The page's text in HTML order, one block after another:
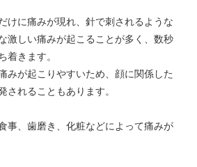
けに痛みが現れ、針で刺されるような
激しい痛みが起こることが多く、数秒
着きます。
みが起こりやすいため、顔に関係した
されることもあります。
事、歯磨き、化粧などによって痛みが